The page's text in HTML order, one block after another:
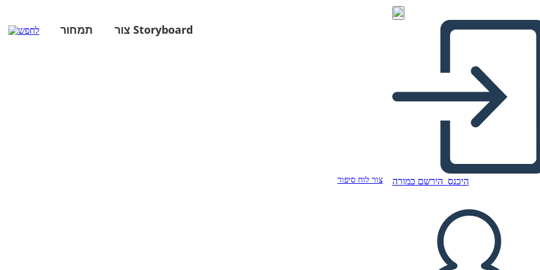
תמחור צור Storyboard
צור לוח סיפור היכנס הירשם כמורה